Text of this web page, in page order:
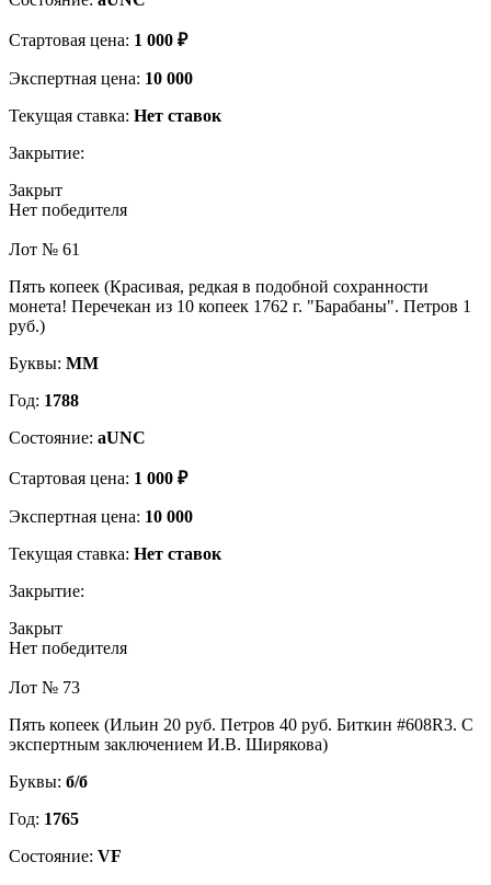
Стартовая цена: 1 000 ₽
Экспертная цена: 10 000
Текущая ставка: Нет ставок
Закрытие:
Закрыт
Нет победителя
Лот № 61
Пять копеек (Красивая, редкая в подобной сохранности
монета! Перечекан из 10 копеек 1762 г. "Барабаны". Петров 1
руб.)
Буквы: ММ
Год: 1788
Состояние: aUNC
Стартовая цена: 1 000 ₽
Экспертная цена: 10 000
Текущая ставка: Нет ставок
Закрытие:
Закрыт
Нет победителя
Лот № 73
Пять копеек (Ильин 20 руб. Петров 40 руб. Биткин #608R3. С
экспертным заключением И.В. Ширякова)
Буквы: б/б
Год: 1765
Состояние: VF